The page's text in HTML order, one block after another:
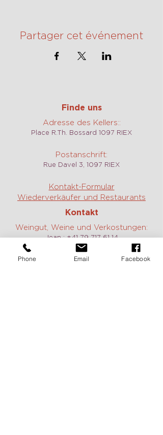
Partager cet événement
Finde uns
Adresse des Kellers::
Place R.Th. Bossard 1097 RIEX
Postanschrift:
Rue Davel 3, 1097 RIEX
Kontakt-Formular
Wiederverkäufer und Restaurants
Kontakt
Weingut, Weine und Verkostungen:
Jean :+41 79 717 61 14
+41 79 785 40 17
E-mail:
contact@domaine-duboux.ch
Phone Email Facebook